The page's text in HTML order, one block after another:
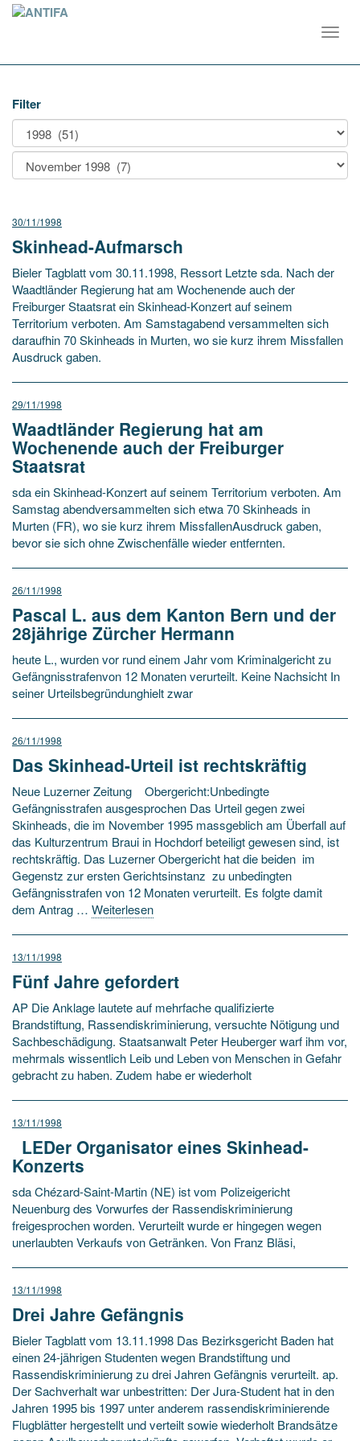
Filter
30/11/1998
Skinhead-Aufmarsch
Bieler Tagblatt vom 30.11.1998, Ressort Letzte sda. Nach der
Waadtländer Regierung hat am Wochenende auch der
Freiburger Staatsrat ein Skinhead-Konzert auf seinem
Territorium verboten. Am Samstagabend versammelten sich
daraufhin 70 Skinheads in Murten, wo sie kurz ihrem Missfallen
Ausdruck gaben.
29/11/1998
Waadtländer Regierung hat am
Wochenende auch der Freiburger
Staatsrat
sda ein Skinhead-Konzert auf seinem Territorium verboten. Am
Samstag abendversammelten sich etwa 70 Skinheads in
Murten (FR), wo sie kurz ihrem MissfallenAusdruck gaben,
bevor sie sich ohne Zwischenfälle wieder entfernten.
26/11/1998
Pascal L. aus dem Kanton Bern und der
28jährige Zürcher Hermann
heute L., wurden vor rund einem Jahr vom Kriminalgericht zu
Gefängnisstrafenvon 12 Monaten verurteilt. Keine Nachsicht In
seiner Urteilsbegründunghielt zwar
26/11/1998
Das Skinhead-Urteil ist rechtskräftig
Neue Luzerner Zeitung Obergericht:Unbedingte
Gefängnisstrafen ausgesprochen Das Urteil gegen zwei
Skinheads, die im November 1995 massgeblich am Überfall auf
das Kulturzentrum Braui in Hochdorf beteiligt gewesen sind, ist
rechtskräftig. Das Luzerner Obergericht hat die beiden ­ im
Gegenstz zur ersten Gerichtsinstanz ­ zu unbedingten
Gefängnisstrafen von 12 Monaten verurteilt. Es folgte damit
dem Antrag … Weiterlesen
13/11/1998
Fünf Jahre gefordert
AP Die Anklage lautete auf mehrfache qualifizierte
Brandstiftung, Rassendiskriminierung, versuchte Nötigung und
Sachbeschädigung. Staatsanwalt Peter Heuberger warf ihm vor,
mehrmals wissentlich Leib und Leben von Menschen in Gefahr
gebracht zu haben. Zudem habe er wiederholt
13/11/1998
LEDer Organisator eines Skinhead-
Konzerts
sda Chézard-Saint-Martin (NE) ist vom Polizeigericht
Neuenburg des Vorwurfes der Rassendiskriminierung
freigesprochen worden. Verurteilt wurde er hingegen wegen
unerlaubten Verkaufs von Getränken. Von Franz Bläsi,
13/11/1998
Drei Jahre Gefängnis
Bieler Tagblatt vom 13.11.1998 Das Bezirksgericht Baden hat
einen 24-jährigen Studenten wegen Brandstiftung und
Rassendiskriminierung zu drei Jahren Gefängnis verurteilt. ap.
Der Sachverhalt war unbestritten: Der Jura-Student hat in den
Jahren 1995 bis 1997 unter anderem rassendiskriminierende
Flugblätter hergestellt und verteilt sowie wiederholt Brandsätze